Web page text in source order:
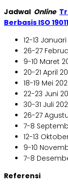
Jadwal Online
Berbasis ISO
12-13
26-27
9-10 Maret
20-21 April
18-19 Mei
22-23 Juni
30-31 Juli
26-27
7-8
12-13
9-10
7-8
Referensi